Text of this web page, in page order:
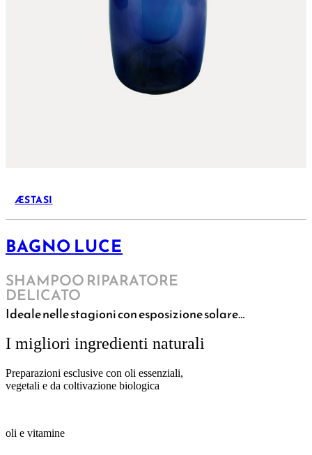
ÆSTASI
BAGNO LUCE
SHAMPOO RIPARATORE
DELICATO
Ideale nelle stagioni con esposizione solare…
I migliori ingredienti naturali
Preparazioni esclusive con oli essenziali,
vegetali e da coltivazione biologica
oli e vitamine